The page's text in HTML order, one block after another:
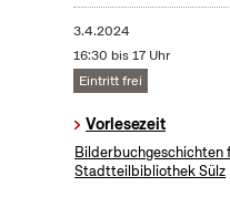
3.4.2024
16:30 bis 17 Uhr
Eintritt frei
Vorlesezeit
Bilderbuchgeschichten
Stadtteilbibliothek Sülz